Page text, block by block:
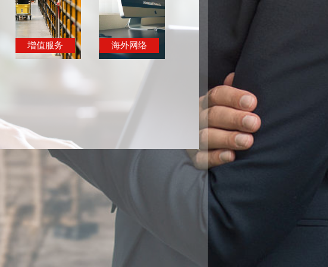
增值服务 海外网络